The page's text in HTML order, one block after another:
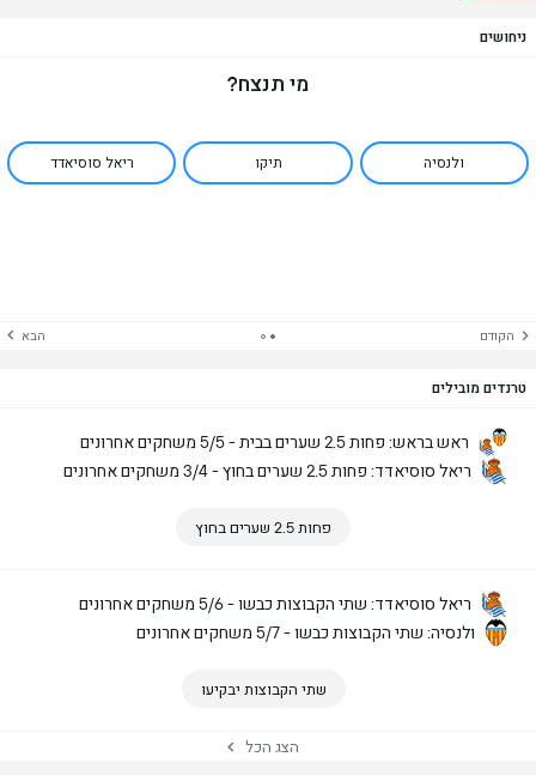
ניחושים
מי תנצח?
ולנסיה תיקו ריאל סוסיאדד
הקודם הבא
טרנדים מובילים
ראש בראש: פחות 2.5 שערים בבית - 5/5 משחקים אחרונים
ריאל סוסיאדד: פחות 2.5 שערים בחוץ - 3/4 משחקים אחרונים
פחות 2.5 שערים בחוץ
ריאל סוסיאדד: שתי הקבוצות כבשו - 5/6 משחקים אחרונים
ולנסיה: שתי הקבוצות כבשו - 5/7 משחקים אחרונים
שתי הקבוצות יבקיעו
הצג הכל